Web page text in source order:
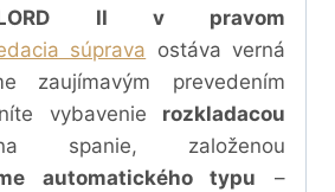
II v pravom
súprava ostáva verná
zaujímavým prevedením
vybavenie rozkladacou
založenou
automatického typu –